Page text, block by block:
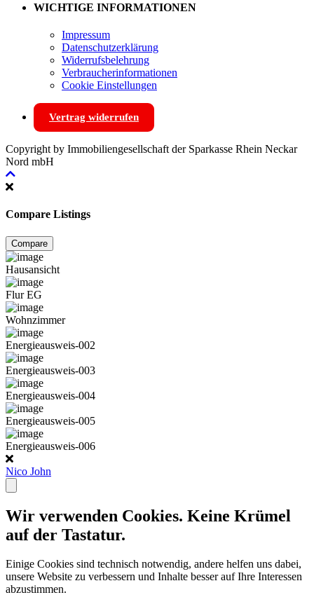
WICHTIGE INFORMATIONEN
Impressum
Datenschutzerklärung
Widerrufsbelehrung
Verbraucherinformationen
Cookie Einstellungen
Vertrag widerrufen
Copyright by Immobiliengesellschaft der Sparkasse Rhein Neckar
Nord mbH
Compare Listings
Compare
Hausansicht
Flur EG
Wohnzimmer
Energieausweis-002
Energieausweis-003
Energieausweis-004
Energieausweis-005
Energieausweis-006
Nico John
Wir verwenden Cookies. Keine Krümel
auf der Tastatur.
Einige Cookies sind technisch notwendig, andere helfen uns dabei,
unsere Website zu verbessern und Inhalte besser auf Ihre Interessen
abzustimmen.